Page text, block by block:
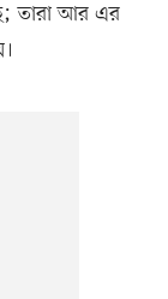
তারা আর এর